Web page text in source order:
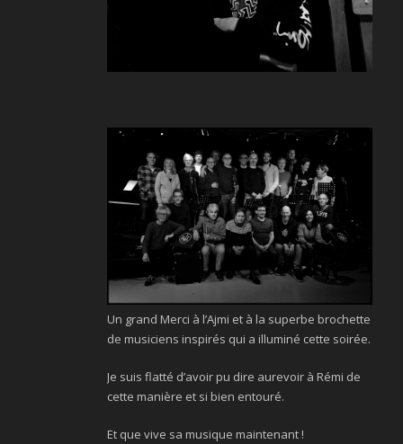
Un grand Merci à l’Ajmi et à la superbe brochette
de musiciens inspirés qui a illuminé cette soirée.
Je suis flatté d’avoir pu dire aurevoir à Rémi de
cette manière et si bien entouré.
Et que vive sa musique maintenant !